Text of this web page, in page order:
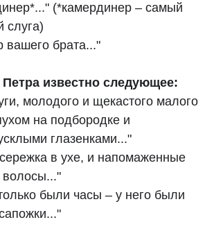
(*камердинер – самый
слуга)
вашего брата..."
известно следующее:
молодого и щекастого малого
на подбородке и
глазенками..."
в ухе, и напомаженные
волосы..."
были часы – у него были